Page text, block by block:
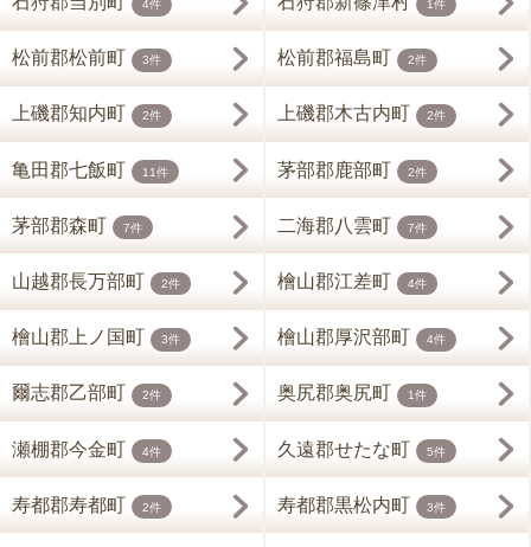
4件 1件
松前郡松前町 3件 松前郡福島町 2件
上磯郡知内町 2件 上磯郡木古内町 2件
亀田郡七飯町 11件 茅部郡鹿部町 2件
茅部郡森町 7件 二海郡八雲町 7件
山越郡長万部町 2件 檜山郡江差町 4件
檜山郡上ノ国町 3件 檜山郡厚沢部町 4件
爾志郡乙部町 2件 奥尻郡奥尻町 1件
瀬棚郡今金町 4件 久遠郡せたな町 5件
寿都郡寿都町 2件 寿都郡黒松内町 3件